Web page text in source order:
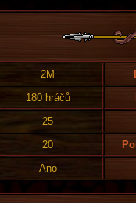
2M
180 hráčů
25
20
Ano